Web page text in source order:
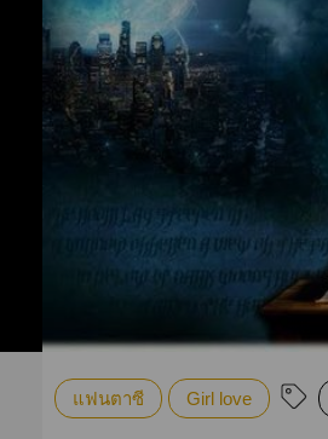
แฟนตาซี Girl love